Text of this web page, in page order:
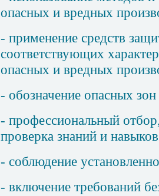
опасных и вредных
- применение средств
соответствующих
опасных и вредных
- обозначение опасных
- профессиональный
проверка знаний и
- соблюдение
- включение требований